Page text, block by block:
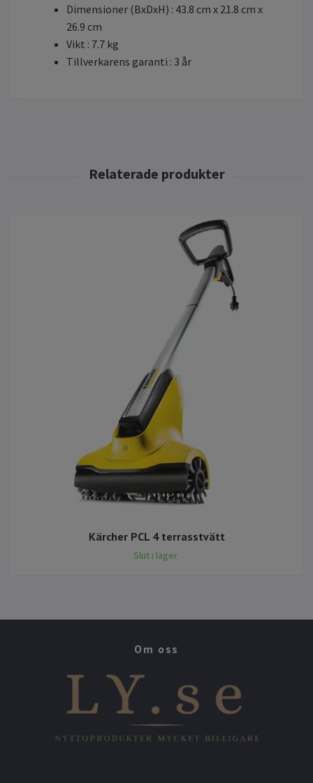
Dimensioner (BxDxH) : 43.8 cm x 21.8 cm x
26.9 cm
Vikt : 7.7 kg
Tillverkarens garanti : 3 år
Kärcher PCL 4 terrasstvätt
Slut i lager
Om oss